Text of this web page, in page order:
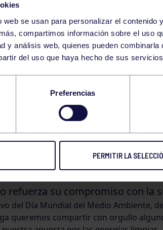
web se usan para personalizar el
compartimos información sobre el uso
y análisis web, quienes pueden
del uso que haya hecho de sus
Preferencias
PERMITIR LA
MUNDIAL
refuerza su compromiso con la
del Día Mundial del Medio Ambiente,
queremos compartir con orgullo